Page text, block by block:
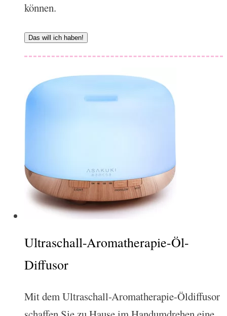
können.
Das will ich haben!
Ultraschall-Aromatherapie-Öl-
Diffusor
Mit dem Ultraschall-Aromatherapie-Öldiffusor